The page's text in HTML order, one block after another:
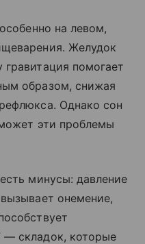
на левом,
Желудок
помогает
образом, снижая
Однако сон
эти проблемы
минусы: давление
онемение,
— складок, которые